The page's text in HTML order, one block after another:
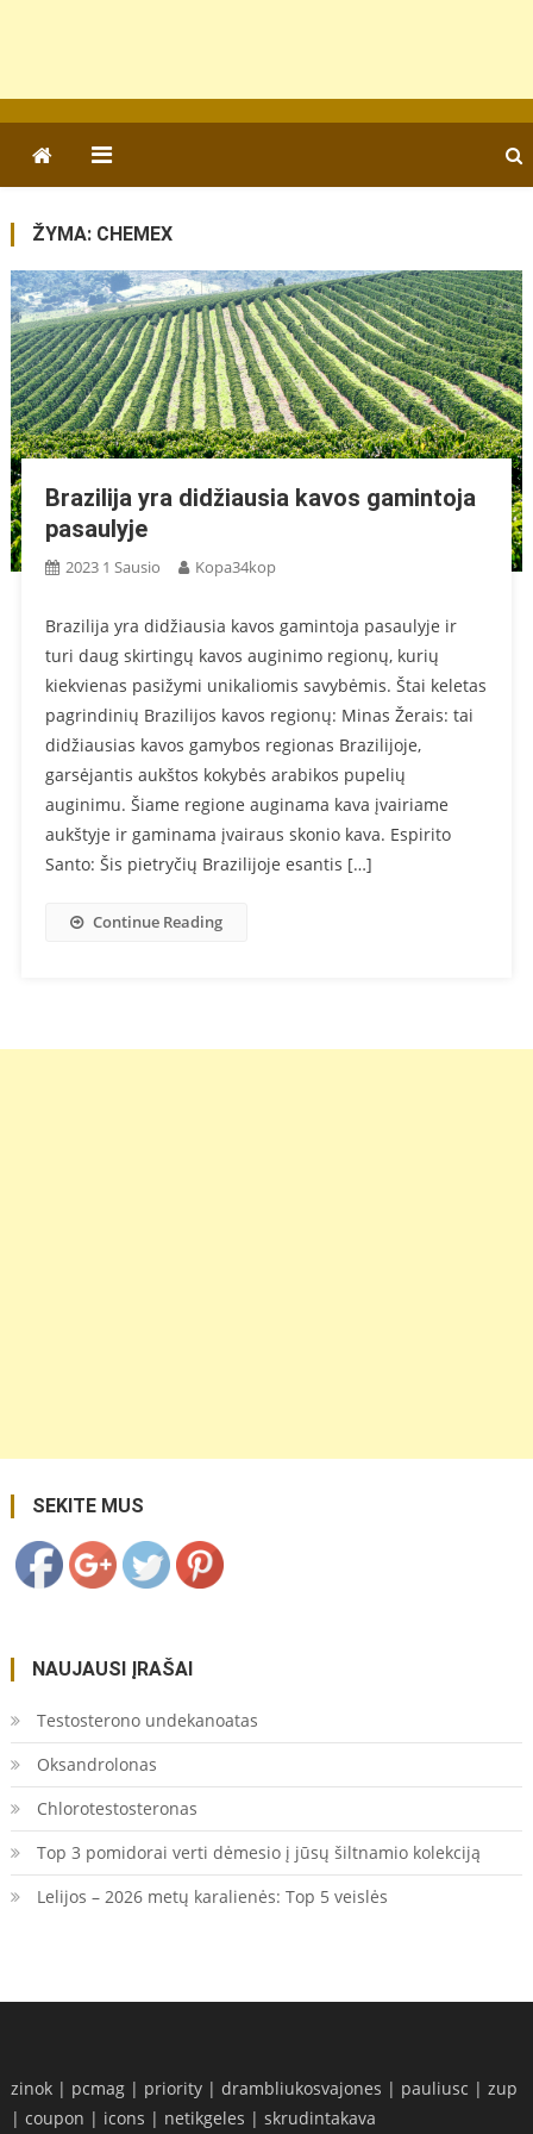
ŽYMA: CHEMEX
Brazilija yra didžiausia kavos gamintoja
pasaulyje
2023 1 Sausio Kopa34kop
Brazilija yra didžiausia kavos gamintoja pasaulyje ir
turi daug skirtingų kavos auginimo regionų, kurių
kiekvienas pasižymi unikaliomis savybėmis. Štai keletas
pagrindinių Brazilijos kavos regionų: Minas Žerais: tai
didžiausias kavos gamybos regionas Brazilijoje,
garsėjantis aukštos kokybės arabikos pupelių
auginimu. Šiame regione auginama kava įvairiame
aukštyje ir gaminama įvairaus skonio kava. Espirito
Santo: Šis pietryčių Brazilijoje esantis […]
Continue Reading
SEKITE MUS
https://coupon.lt/tag/chemex/">
NAUJAUSI ĮRAŠAI
Testosterono undekanoatas
Oksandrolonas
Chlorotestosteronas
Top 3 pomidorai verti dėmesio į jūsų šiltnamio kolekciją
Lelijos – 2026 metų karalienės: Top 5 veislės
zinok | pcmag | priority |drambliukosvajones | pauliusc |zup
|coupon | icons | netikgeles |skrudintakava